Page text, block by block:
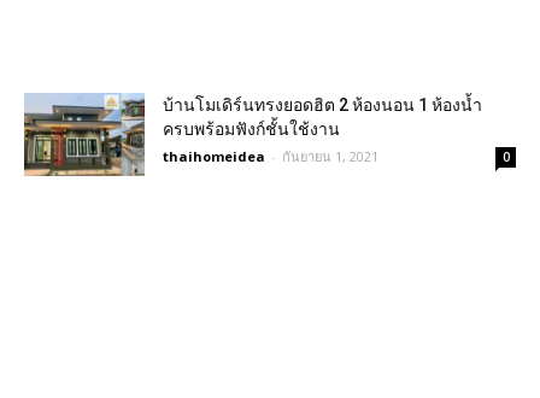
บ้านโมเดิร์นทรงยอดฮิต 2 ห้องนอน 1 ห้องน้ำ
ครบพร้อมฟังก์ชั้นใช้งาน
thaihomeidea - กันยายน 1, 2021 0